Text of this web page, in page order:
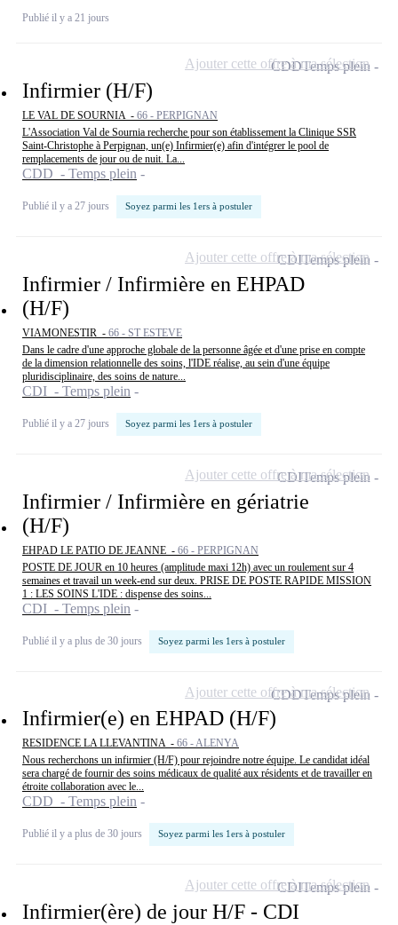
Publié il y a 21 jours
Infirmier (H/F)
LE VAL DE SOURNIA - 66 - PERPIGNAN
L'Association Val de Sournia recherche pour son établissement la Clinique SSR
Saint-Christophe à Perpignan, un(e) Infirmier(e) afin d'intégrer le pool de
remplacements de jour ou de nuit. La...
CDD - Temps plein
Publié il y a 27 jours Soyez parmi les 1ers à postuler
CDDTemps plein
Ajouter cette offre à ma sélection
Infirmier / Infirmière en EHPAD
(H/F)
VIAMONESTIR - 66 - ST ESTEVE
Dans le cadre d'une approche globale de la personne âgée et d'une prise en compte
de la dimension relationnelle des soins, l'IDE réalise, au sein d'une équipe
pluridisciplinaire, des soins de nature...
CDI - Temps plein
Publié il y a 27 jours Soyez parmi les 1ers à postuler
CDITemps plein
Ajouter cette offre à ma sélection
Infirmier / Infirmière en gériatrie
(H/F)
EHPAD LE PATIO DE JEANNE - 66 - PERPIGNAN
POSTE DE JOUR en 10 heures (amplitude maxi 12h) avec un roulement sur 4
semaines et travail un week-end sur deux. PRISE DE POSTE RAPIDE MISSION
1 : LES SOINS L'IDE : dispense des soins...
CDI - Temps plein
Publié il y a plus de 30 jours Soyez parmi les 1ers à postuler
CDITemps plein
Ajouter cette offre à ma sélection
Infirmier(e) en EHPAD (H/F)
RESIDENCE LA LLEVANTINA - 66 - ALENYA
Nous recherchons un infirmier (H/F) pour rejoindre notre équipe. Le candidat idéal
sera chargé de fournir des soins médicaux de qualité aux résidents et de travailler en
étroite collaboration avec le...
CDD - Temps plein
Publié il y a plus de 30 jours Soyez parmi les 1ers à postuler
CDDTemps plein
Ajouter cette offre à ma sélection
Infirmier(ère) de jour H/F - CDI
CDITemps plein
Ajouter cette offre à ma sélection